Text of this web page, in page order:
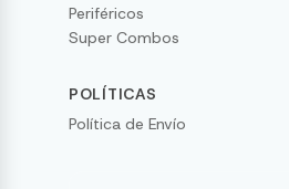
Periféricos
Super Combos
POLÍTICAS
Política de Envío